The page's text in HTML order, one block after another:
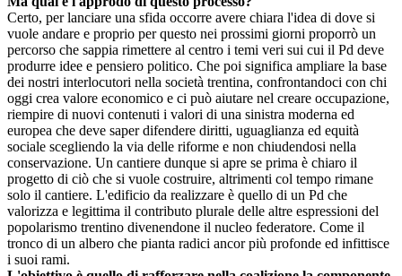
Certo, per lanciare una sfida occorre avere chiara l'idea di dove si
vuole andare e proprio per questo nei prossimi giorni proporrò un
percorso che sappia rimettere al centro i temi veri sui cui il Pd deve
produrre idee e pensiero politico. Che poi significa ampliare la base
dei nostri interlocutori nella società trentina, confrontandoci con chi
oggi crea valore economico e ci può aiutare nel creare occupazione,
riempire di nuovi contenuti i valori di una sinistra moderna ed
europea che deve saper difendere diritti, uguaglianza ed equità
sociale scegliendo la via delle riforme e non chiudendosi nella
conservazione. Un cantiere dunque si apre se prima è chiaro il
progetto di ciò che si vuole costruire, altrimenti col tempo rimane
solo il cantiere. L'edificio da realizzare è quello di un Pd che
valorizza e legittima il contributo plurale delle altre espressioni del
popolarismo trentino divenendone il nucleo federatore. Come il
tronco di un albero che pianta radici ancor più profonde ed infittisce
i suoi rami.